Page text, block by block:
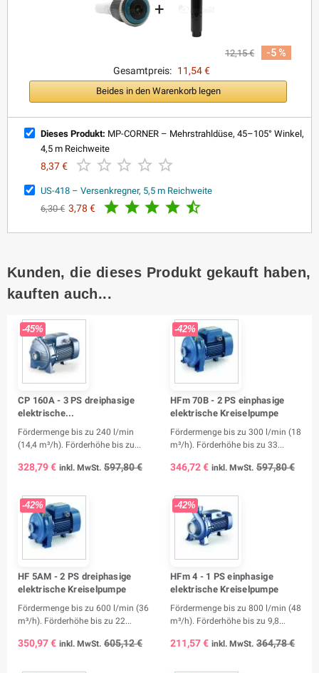
+
12,15 €
-5 %
Gesamtpreis: 11,54 €
Beides in den Warenkorb legen
Dieses Produkt: MP-CORNER – Mehrstrahldüse, 45–105° Winkel,
4,5 m Reichweite
8,37 €     
US-418 – Versenkregner, 5,5 m Reichweite
6,30 € 3,78 €     
Kunden, die dieses Produkt gekauft haben,
kauften auch...
-45%
CP 160A - 3 PS dreiphasige
elektrische...
Fördermenge bis zu 240 l/min
(14,4 m³/h). Förderhöhe bis zu...
328,79 € inkl. MwSt. 597,80 €
-42%
HFm 70B - 2 PS einphasige
elektrische Kreiselpumpe
Fördermenge bis zu 300 l/min (18
m³/h). Förderhöhe bis zu 33...
346,72 € inkl. MwSt. 597,80 €
-42%
HF 5AM - 2 PS dreiphasige
elektrische Kreiselpumpe
Fördermenge bis zu 600 l/min (36
m³/h). Förderhöhe bis zu 22...
350,97 € inkl. MwSt. 605,12 €
-42%
HFm 4 - 1 PS einphasige
elektrische Kreiselpumpe
Fördermenge bis zu 800 l/min (48
m³/h). Förderhöhe bis zu 9,8...
211,57 € inkl. MwSt. 364,78 €